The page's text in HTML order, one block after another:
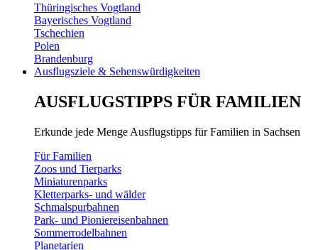
Thüringisches Vogtland
Bayerisches Vogtland
Tschechien
Polen
Brandenburg
Ausflugsziele & Sehenswürdigkeiten
AUSFLUGSTIPPS FÜR FAMILIEN
Erkunde jede Menge Ausflugstipps für Familien in Sachsen
Für Familien
Zoos und Tierparks
Miniaturenparks
Kletterparks- und wälder
Schmalspurbahnen
Park- und Pioniereisenbahnen
Sommerrodelbahnen
Planetarien